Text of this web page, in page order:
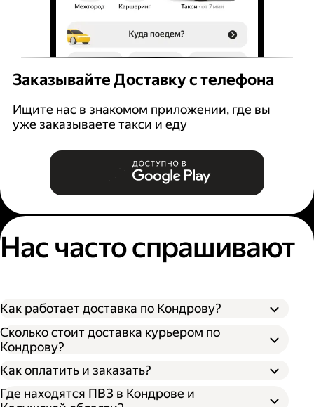
Заказывайте Доставку с телефона
Ищите нас в знакомом приложении, где вы
уже заказываете такси и еду
Нас часто спрашивают
Как работает доставка по Кондрову?
Оформите доставку в приложении Яндекс
Доставки.
Сколько стоит доставка курьером по
Кондрову?
Как оплатить и заказать?
Где находятся ПВЗ в Кондрове и